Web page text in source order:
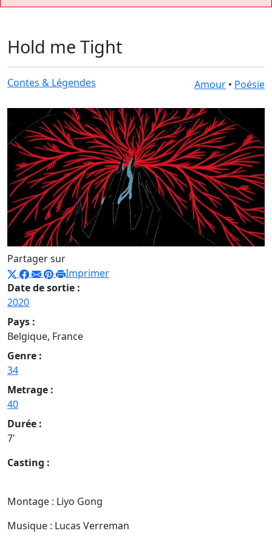
Hold me Tight
Contes & Légendes Amour • Poésie
Partager sur
Imprimer
Date de sortie :
2020
Pays :
Belgique, France
Genre :
34
Metrage :
40
Durée :
7'
Casting :
Montage : Liyo Gong
Musique : Lucas Verreman